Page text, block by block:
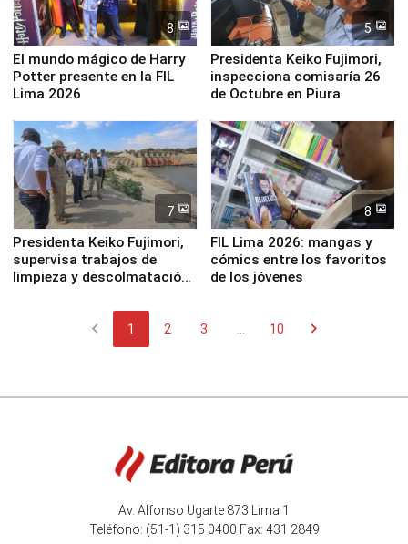
8
El mundo mágico de Harry
Potter presente en la FIL
Lima 2026
5
Presidenta Keiko Fujimori,
inspecciona comisaría 26
de Octubre en Piura
7
Presidenta Keiko Fujimori,
supervisa trabajos de
limpieza y descolmatación
8
FIL Lima 2026: mangas y
cómics entre los favoritos
de los jóvenes
chevron_left 1 2 3 10 chevron_right
Av. Alfonso Ugarte 873 Lima 1
Teléfono: (51-1) 315 0400 Fax: 431 2849